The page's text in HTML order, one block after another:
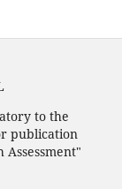
to the
publication
Assessment"